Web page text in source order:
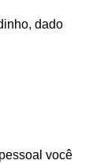
, dado
você